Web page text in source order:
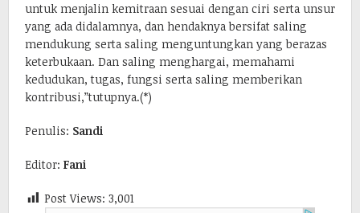
untuk menjalin kemitraan sesuai dengan ciri serta unsur
yang ada didalamnya, dan hendaknya bersifat saling
mendukung serta saling menguntungkan yang berazas
keterbukaan. Dan saling menghargai, memahami
kedudukan, tugas, fungsi serta saling memberikan
kontribusi,”tutupnya.(*)
Penulis: Sandi
Editor: Fani
Post Views: 3,001